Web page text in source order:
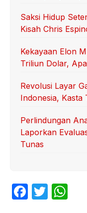
Saksi Hidup
Kisah Chris
Kekayaan Elon
Triliun Dolar,
Revolusi Layar
Indonesia, Kasta
Perlindungan
Laporkan
Tunas
F
T